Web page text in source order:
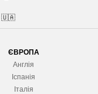
🇺🇦
ЄВРОПА
Англія
Іспанія
Італія